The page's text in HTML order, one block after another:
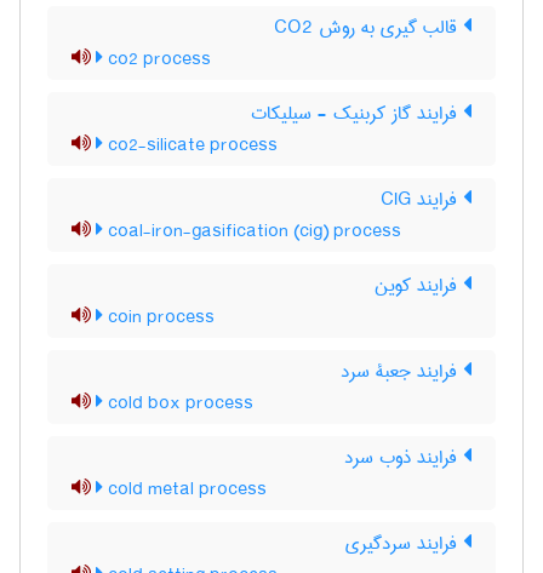
قالب گیری به روش CO2
co2 process
فرایند گاز کربنیک - سیلیکات
co2-silicate process
فرایند CIG
coal-iron-gasification (cig) process
فرایند کوین
coin process
فرایند جعبۀ سرد
cold box process
فرایند ذوب سرد
cold metal process
فرایند سردگیری